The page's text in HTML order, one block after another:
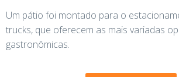
Um pátio foi montado para o
trucks, que oferecem as mais variadas
gastronômicas.